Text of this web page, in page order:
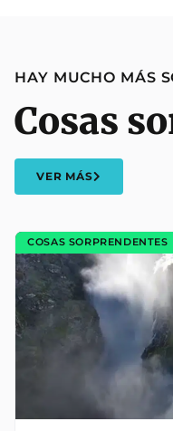
HAY MUCHO MÁS
Cosas
VER MÁS
COSAS SORPRENDENTES